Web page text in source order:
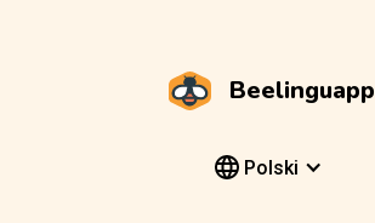
Beelinguapp
Polski